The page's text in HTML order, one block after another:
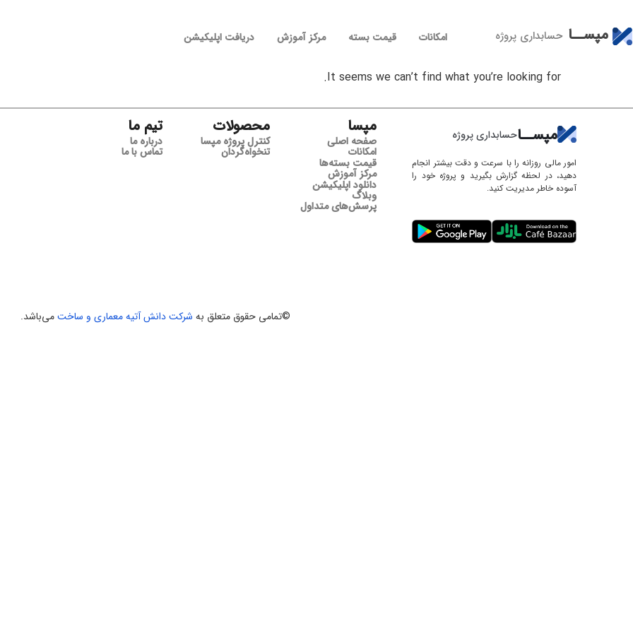
مپســا حسابداری پروژه امکانات قیمت بسته مرکز آموزش دریافت اپلیکیشن
It seems we can’t find what you’re looking for.
مپســاحسابداری پروژه
امور مالی روزانه را با سرعت و دقت بیشتر انجام
دهید، در لحظه گزارش‌ بگیرید و پروژه خود را
آسوده خاطر مدیریت کنید.
مپسا
صفحه اصلی
امکانات
قیمت بسته‌ها
مرکز آموزش
دانلود اپلیکیشن
وبلاگ
پرسش‌های متداول
محصولات
کنترل پروژه مپسا
تنخواه‌گردان
تیم ما
درباره ما
تماس با ما
©تمامی حقوق متعلق به شرکت دانش آتیه معماری و ساختمی‌باشد.